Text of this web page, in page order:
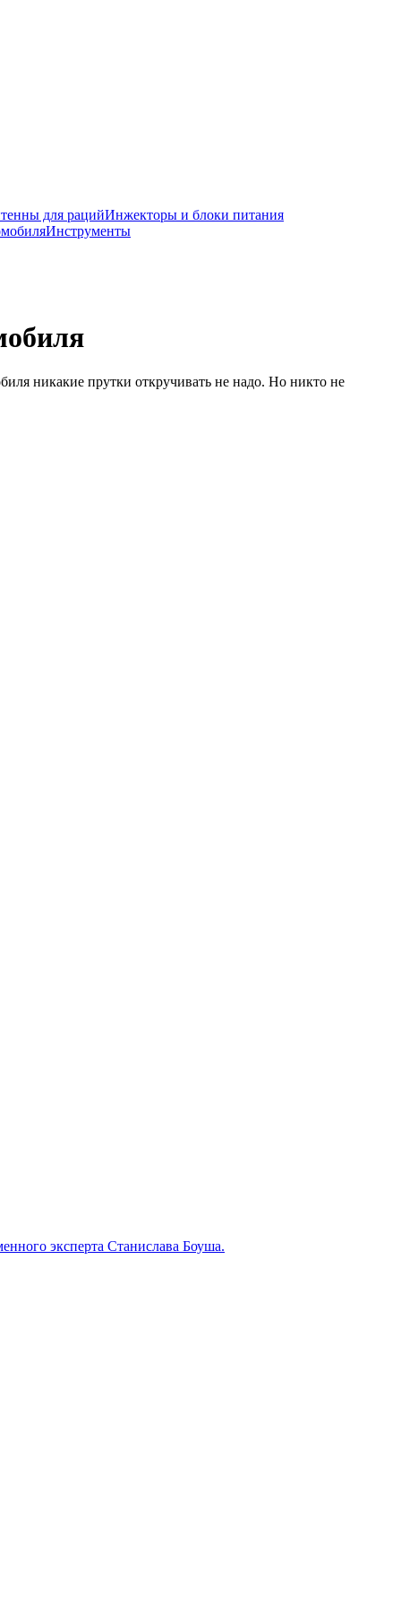
для рацийИнжекторы и блоки питания
Инструменты
никакие прутки откручивать не надо. Но никто не
эксперта Станислава Боуша.